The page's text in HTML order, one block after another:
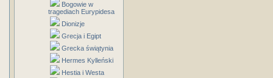
Bogowie w
tragediach Eurypidesa
Dionizje
Grecja i Egipt
Grecka świątynia
Hermes Kylleński
Hestia i Westa